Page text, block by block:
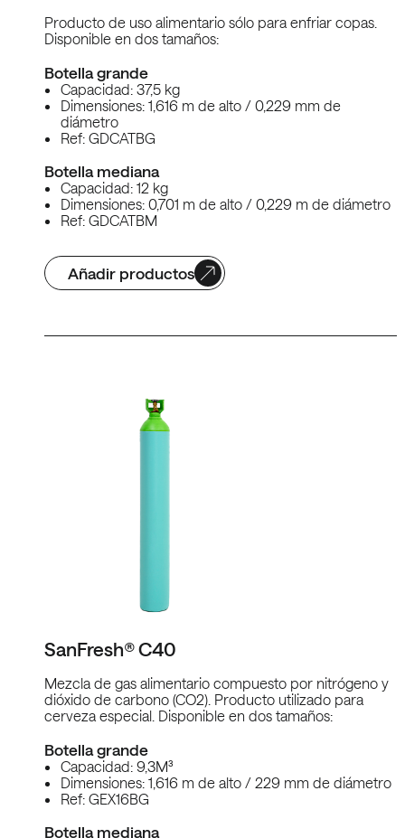
Producto de uso alimentario sólo para enfriar copas.
Disponible en dos tamaños:
Botella grande
Capacidad: 37,5 kg
Dimensiones: 1,616 m de alto / 0,229 mm de
diámetro
Ref: GDCATBG
Botella mediana
Capacidad: 12 kg
Dimensiones: 0,701 m de alto / 0,229 m de diámetro
Ref: GDCATBM
Añadir productos
SanFresh® C40
Mezcla de gas alimentario compuesto por nitrógeno y
dióxido de carbono (CO2). Producto utilizado para
cerveza especial. Disponible en dos tamaños:
Botella grande
Capacidad: 9,3M³
Dimensiones: 1,616 m de alto / 229 mm de diámetro
Ref: GEX16BG
Botella mediana